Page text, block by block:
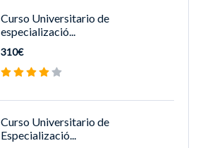
Curso Universitario de
especializació...
310€
Curso Universitario de
Especializació...